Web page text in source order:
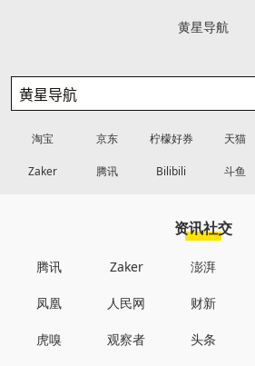
黄星导航
淘宝 京东 柠檬好券 天猫
Zaker 腾讯 Bilibili 斗鱼
资讯社交
腾讯 Zaker 澎湃
凤凰 人民网 财新
虎嗅 观察者 头条